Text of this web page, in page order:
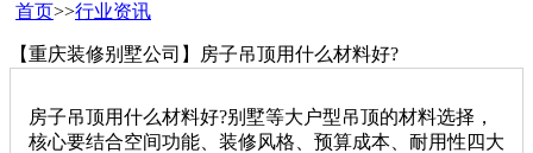
首页>>行业资讯
【重庆装修别墅公司】房子吊顶用什么材料好?
房子吊顶用什么材料好?别墅等大户型吊顶的材料选择，
核心要结合空间功能、装修风格、预算成本、耐用性四大